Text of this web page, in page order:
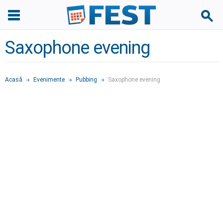
Saxophone evening
Acasă Evenimente Pubbing Saxophone evening